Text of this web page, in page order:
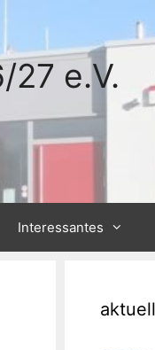
e.V.
Interessantes